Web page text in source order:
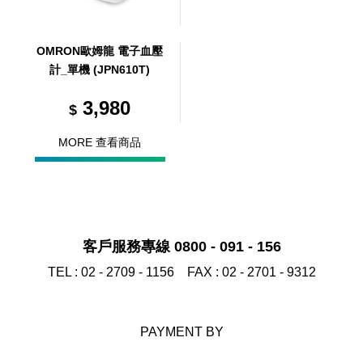
OMRON歐姆龍 電子血壓
計_單機 (JPN610T)
$3,980
MORE 查看商品